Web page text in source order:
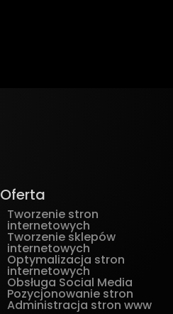
Oferta
Tworzenie stron
internetowych
Tworzenie sklepów
internetowych
Optymalizacja stron
internetowych
Obsługa Social Media
Pozycjonowanie stron
Administracja stron www